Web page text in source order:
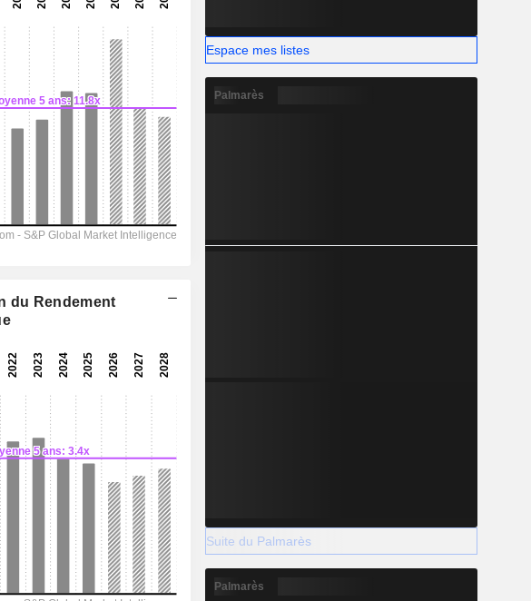
2027 2028
-
- -
du Rendement
Espace mes listes
Palmarès
Suite du Palmarès
Palmarès